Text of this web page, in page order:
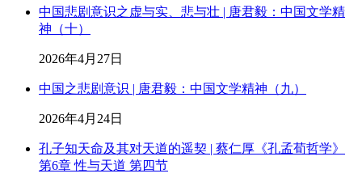
中国悲剧意识之虚与实、悲与壮 | 唐君毅：中国文学精
神（十）
2026年4月27日
中国之悲剧意识 | 唐君毅：中国文学精神（九）
2026年4月24日
孔子知天命及其对天道的遥契 | 蔡仁厚《孔孟荀哲学》
第6章 性与天道 第四节